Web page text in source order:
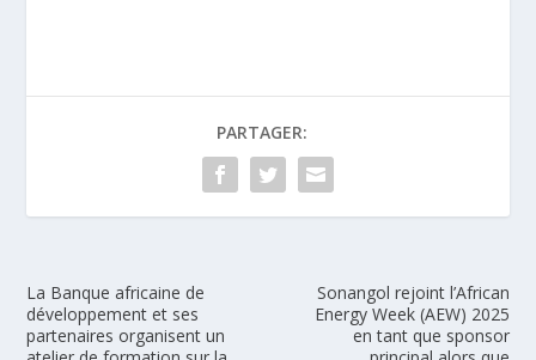
PARTAGER:
La Banque africaine de
développement et ses
partenaires organisent un
Sonangol rejoint l’African
Energy Week (AEW) 2025
en tant que sponsor